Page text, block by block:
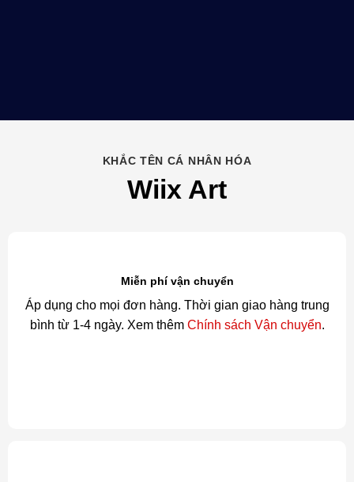
KHẮC TÊN CÁ NHÂN HÓA
Wiix Art
Miễn phí vận chuyển
Áp dụng cho mọi đơn hàng. Thời gian giao hàng trung
bình từ 1-4 ngày. Xem thêm Chính sách Vận chuyển.